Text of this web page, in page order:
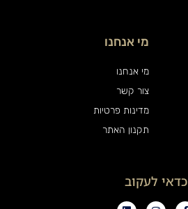
מי אנחנו
מי אנחנו
צור קשר
מדינות פרטיות
תקנון האתר
כדאי לעקוב